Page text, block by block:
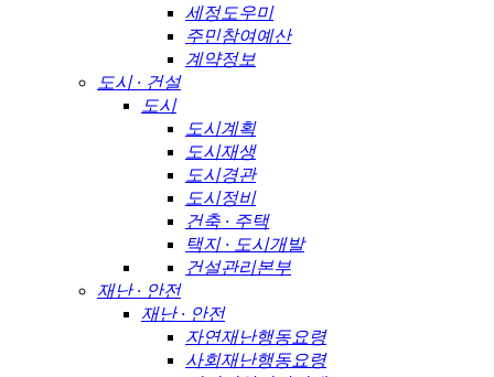
세정도우미
주민참여예산
계약정보
도시 · 건설
도시
도시계획
도시재생
도시경관
도시정비
건축 · 주택
택지 · 도시개발
건설관리본부
재난 · 안전
재난 · 안전
자연재난행동요령
사회재난행동요령